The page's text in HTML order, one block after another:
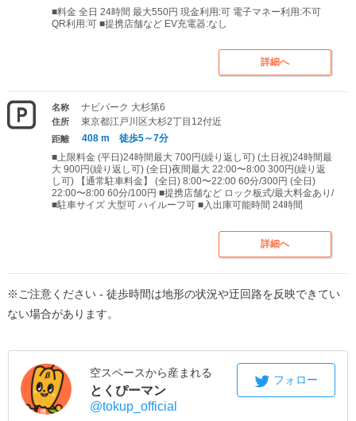
■料金 全日 24時間 最大550円 現金利用:可 電子マネー利用:不可
QR利用:可 ■提携店舗など EV充電器:なし
詳細へ
名称 ナビパーク 大杉第6
住所 東京都江戸川区大杉2丁目12付近
距離
408 m 徒歩5～7分
■上限料金 (平日)24時間最大 700円(繰り返し可) (土日祝)24時間最
大 900円(繰り返し可) (全日)夜間最大 22:00〜8:00 300円(繰り返
し可) 【通常駐車料金】 (全日) 8:00〜22:00 60分/300円 (全日)
22:00〜8:00 60分/100円 ■提携店舗など ロック板式/最大料金あり/
■駐車サイズ 大型可 ハイルーフ可 ■入出庫可能時間 24時間
詳細へ
※ご注意ください - 徒歩時間は地形の状況や迂回路を反映できてい
ない場合があります。
空スペースから産まれる
とくぴーマン
@tokup_official
フォロー